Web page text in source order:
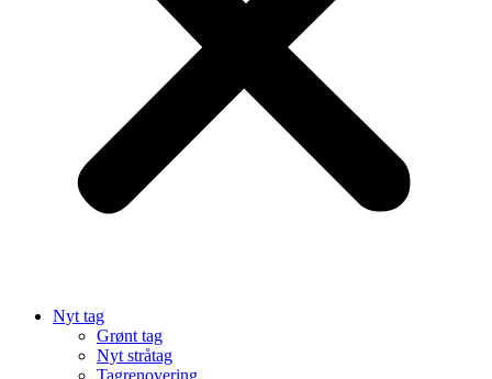
Nyt tag
Grønt tag
Nyt stråtag
Tagrenovering